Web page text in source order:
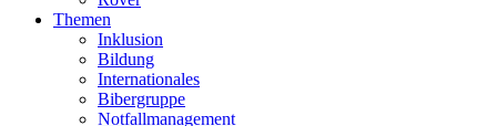
Themen
Inklusion
Bildung
Internationales
Bibergruppe
Notfallmanagement